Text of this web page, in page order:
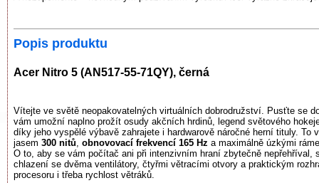
Popis produktu
Acer Nitro 5 (AN517-55-71QY), černá
Vítejte ve světě neopakovatelných virtuálních dobrodružství. Pusťte se
vám umožní naplno prožít osudy akčních hrdinů, legend světového
díky jeho vyspělé výbavě zahrajete i hardwarově náročné herní tituly. To
jasem 300 nitů obnovovací frekvencí 165 Hz a maximálně úzkými
O to, aby se vám počítač ani při intenzivním hraní zbytečně nepřehříval,
chlazení se dvěma ventilátory, čtyřmi větracími otvory a praktickým
procesoru i třeba rychlost větráků.